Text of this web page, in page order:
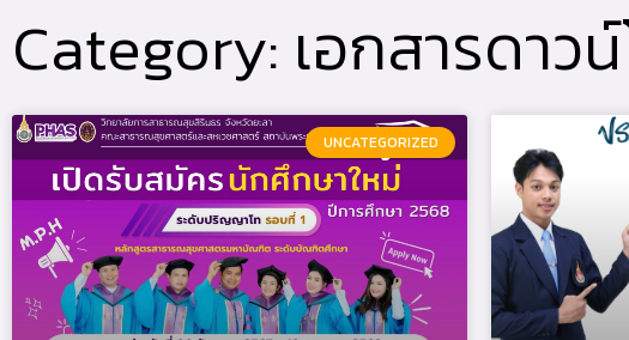
Category: เอกสารดาว
UNCATEGORIZED